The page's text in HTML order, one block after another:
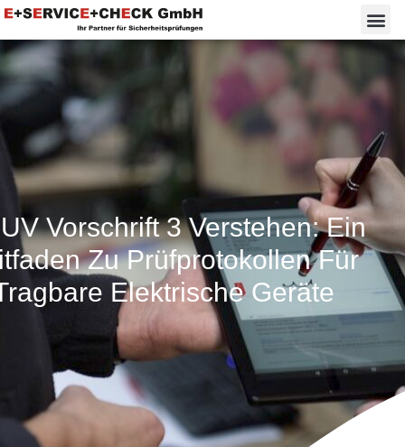
Vorschrift 3 Verstehen: Ein
Zu Prüfprotokollen Für
Elektrische Geräte